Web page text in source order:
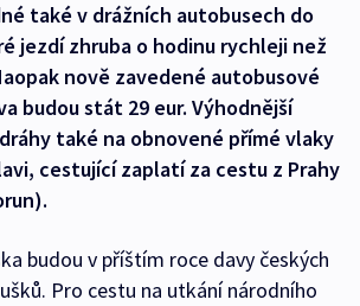
také v drážních autobusech do
jezdí zhruba o hodinu rychleji než
nově zavedené autobusové
budou stát 29 eur. Výhodnější
také na obnovené přímé vlaky
cestující zaplatí za cestu z Prahy
budou v příštím roce davy českých
Pro cestu na utkání národního